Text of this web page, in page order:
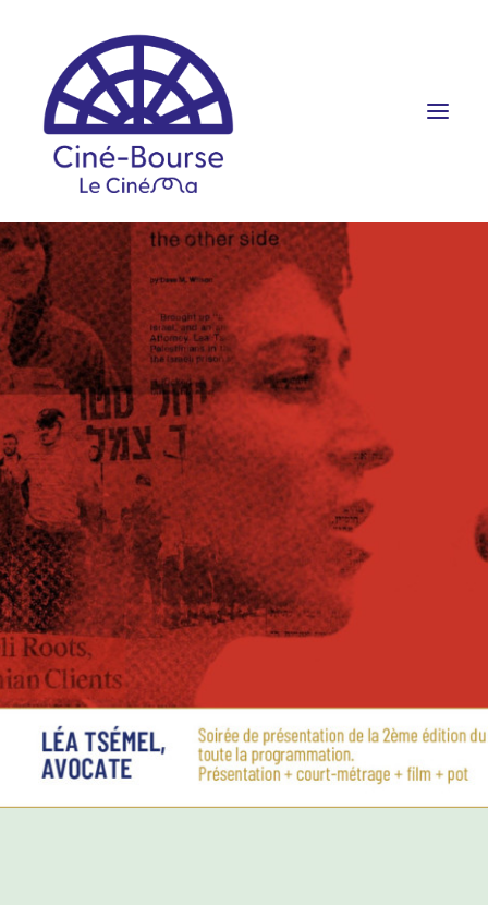
FILMS ET HORAIRES
ÉVÉNEMENTS
SCOLAIRES
PRATIQUE
RÉSERVATION
PROGRAMME